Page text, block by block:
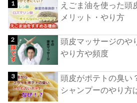
えごま油を使った頭
メリット・やり方
頭皮マッサージのや
やり方や頻度
頭皮がポテトの臭い
シャンプーのやり方